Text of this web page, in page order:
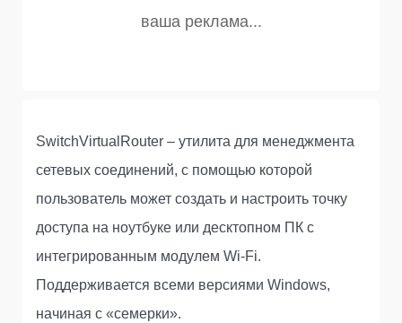
SwitchVirtualRouter – утилита для менеджмента
сетевых соединений, с помощью которой
пользователь может создать и настроить точку
доступа на ноутбуке или десктопном ПК с
интегрированным модулем Wi-Fi.
Поддерживается всеми версиями Windows,
начиная с «семерки».